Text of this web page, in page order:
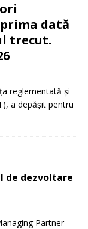
dată
trecut.
reglementată și
a depășit pentru
de dezvoltare
Partner